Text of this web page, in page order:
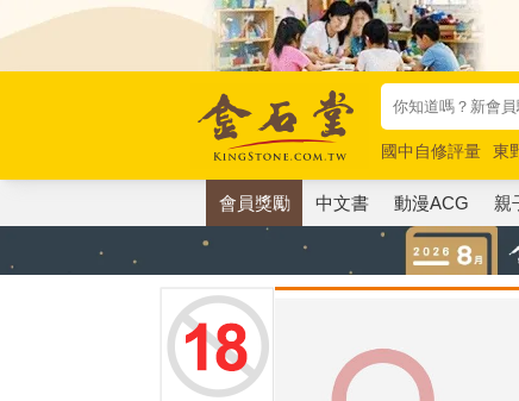
國中自修評量 東
唯紅花綻放
奧德
會員獎勵 中文書 動漫ACG 親